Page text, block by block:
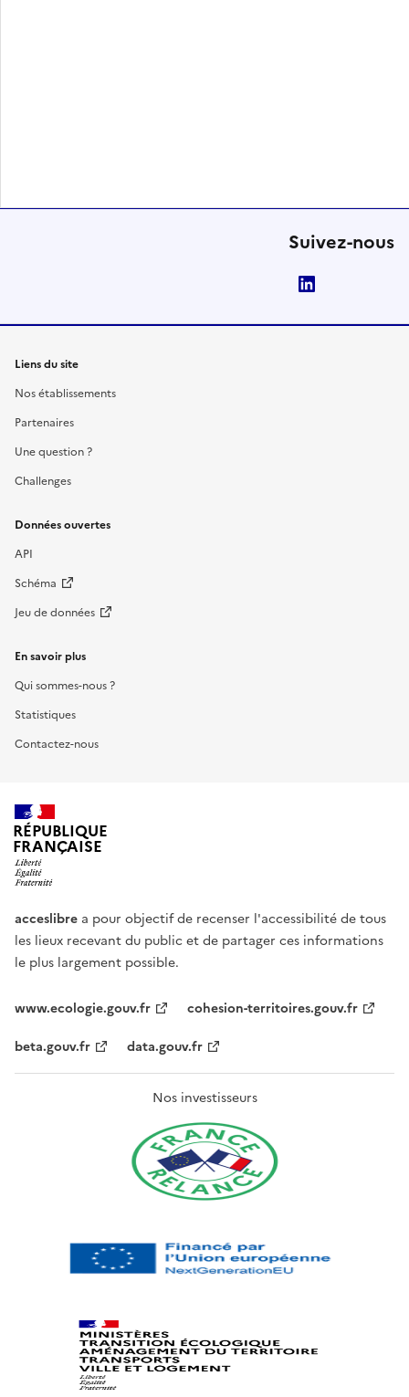
Suivez-nous
Liens du site
Nos établissements
Partenaires
Une question ?
Challenges
Données ouvertes
API
Schéma
Jeu de données
En savoir plus
Qui sommes-nous ?
Statistiques
Contactez-nous
RÉPUBLIQUE
FRANÇAISE
acceslibre a pour objectif de recenser l'accessibilité de tous
les lieux recevant du public et de partager ces informations
le plus largement possible.
www.ecologie.gouv.fr
cohesion-territoires.gouv.fr
beta.gouv.fr
data.gouv.fr
Nos investisseurs